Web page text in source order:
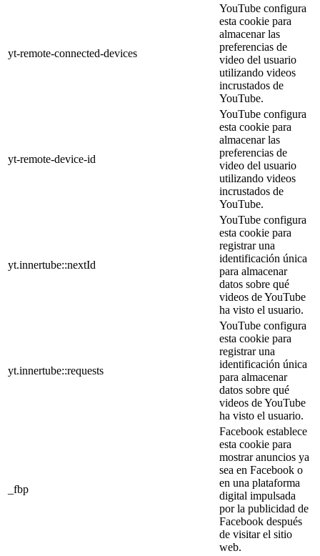
yt-remote-connected-devices
YouTube configura
esta cookie para
almacenar las
preferencias de
video del usuario
utilizando videos
incrustados de
YouTube.
yt-remote-device-id
YouTube configura
esta cookie para
almacenar las
preferencias de
video del usuario
utilizando videos
incrustados de
YouTube.
yt.innertube::nextId
YouTube configura
esta cookie para
registrar una
identificación única
para almacenar
datos sobre qué
videos de YouTube
ha visto el usuario.
yt.innertube::requests
YouTube configura
esta cookie para
registrar una
identificación única
para almacenar
datos sobre qué
videos de YouTube
ha visto el usuario.
_fbp
Facebook establece
esta cookie para
mostrar anuncios ya
sea en Facebook o
en una plataforma
digital impulsada
por la publicidad de
Facebook después
de visitar el sitio
web.